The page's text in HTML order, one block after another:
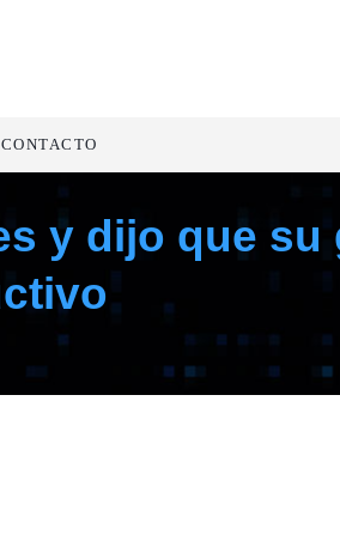
CONTACTO
y dijo que su